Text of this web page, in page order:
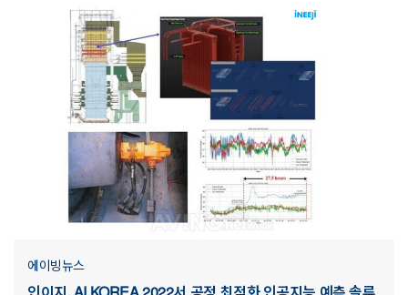
에이빙뉴스